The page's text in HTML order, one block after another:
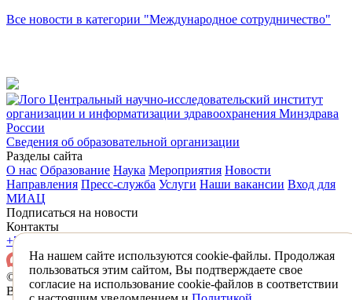
На нашем сайте используются cookie-файлы. Продолжая
пользоваться этим сайтом, Вы подтверждаете свое
согласие на использование cookie-файлов в соответствии
Все новости в категории "Международное сотрудничество"
Центральный научно-исследовательский институт
организации и информатизации здравоохранения Минздрава
России
Сведения об образовательной организации
Разделы сайта
О нас Образование Наука Мероприятия Новости
Направления Пресс-служба Услуги Наши вакансии Вход для
МИАЦ
Подписаться на новости
Контакты
+7 (495) 618-31-83
© 2026 ФГБУ «ЦНИИОИЗ» Минздрава России
Все материалы, находящиеся на сайте охраняются в